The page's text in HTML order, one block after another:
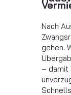
Nach
gehen.
– damit